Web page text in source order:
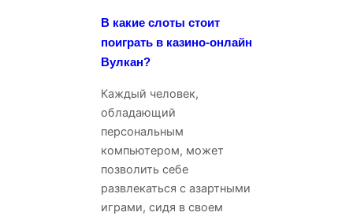
В какие слоты стоит
поиграть в казино-онлайн
Вулкан?
Каждый человек,
обладающий
персональным
компьютером, может
позволить себе
развлекаться с азартными
играми, сидя в своем